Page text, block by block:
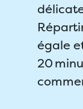
égale
20